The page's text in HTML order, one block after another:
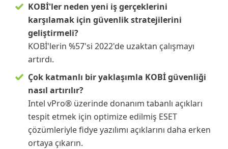
KOBİ'ler neden yeni iş gerçeklerini
karşılamak için güvenlik stratejilerini
geliştirmeli?
KOBİ'lerin %57'si 2022'de uzaktan çalışmayı
artırdı.
Çok katmanlı bir yaklaşımla KOBİ güvenliği
nasıl artırılır?
Intel vPro® üzerinde donanım tabanlı açıkları
tespit etmek için optimize edilmiş ESET
çözümleriyle fidye yazılımı açıklarını daha erken
ortaya çıkarın.